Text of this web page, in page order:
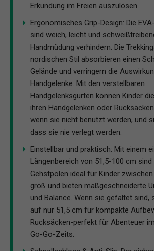
Erkundung im Freien auszulösen.
Ergonomisches Grip-Design: Die
sind weich, leicht und
Handmüdung verhindern. Die
nordischen Stil absorbieren einen
Gelände und verringern die
Handgelenke. Mit den verstellbaren
Handgelenksgurten können Kinder
ihren Handgelenken oder
wenn sie nicht benutzt werden, und
dass sie nie verlegt werden.
Einstellbar und praktisch: Mit einem
Längenbereich von 51,5-100 cm sind
Gehstpolen ideal für Kinder
groß und bieten maßgeschneiderte
und Balance. Wenn sie gefaltet sind,
auf nur 51,5 cm für kompakte
Rucksäcken-perfekt für Abenteuer
Go-Go-Zeits.